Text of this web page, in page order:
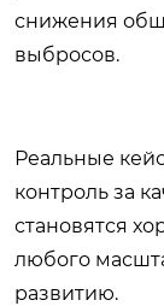
снижения
выбросов.
Реальные
контроль за
становятся
любого
развитию.